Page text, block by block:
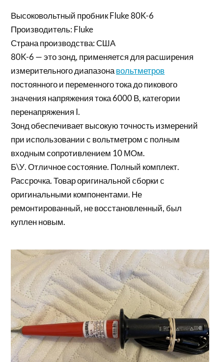
Высоковольтный пробник Fluke 80K-6
Производитель: Fluke
Страна производства: США
80K-6 — это зонд, применяется для расширения
измерительного диапазонавольтметров
постоянного и переменного тока до пикового
значения напряжения тока 6000 В, категории
перенапряжения I.
Зонд обеспечивает высокую точность измерений
при использовании с вольтметром с полным
входным сопротивлением 10 МОм.
Б\У. Отличное состояние. Полный комплект.
Рассрочка. Товар оригинальной сборки с
оригинальными компонентами. Не
ремонтированный, не восстановленный, был
куплен новым.